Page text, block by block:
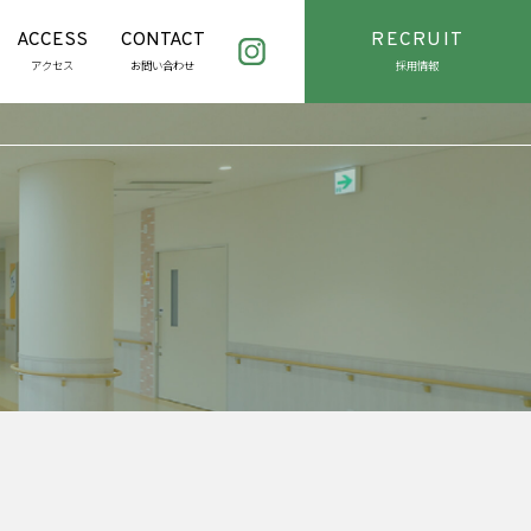
ACCESS
アクセス
CONTACT
お問い合わせ
RECRUIT
採用情報